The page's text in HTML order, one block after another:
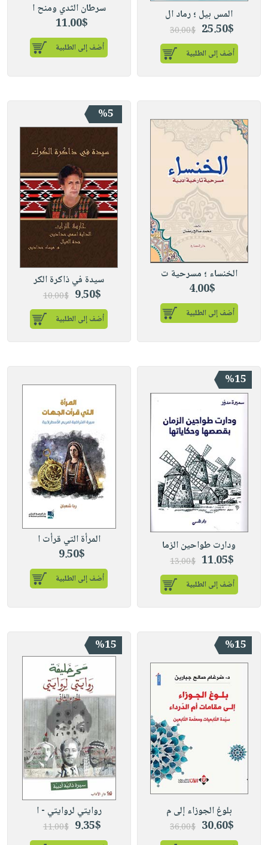
المس بيل ؛ رماد ال
25.50$
30.00$
أضف إلى الطلبية
سرطان الثدي ومنح ا
11.00$
أضف إلى الطلبية
الخنساء ؛ مسرحية ت
4.00$
أضف إلى الطلبية
%5
سيدة في ذاكرة الكر
9.50$
10.00$
أضف إلى الطلبية
%15
ودارت طواحين الزما
11.05$
13.00$
أضف إلى الطلبية
المرأة التي قرأت ا
9.50$
أضف إلى الطلبية
%15
بلوغ الجوزاء إلى م
30.60$
36.00$
%15
روايتي لروايتي - ا
9.35$
11.00$